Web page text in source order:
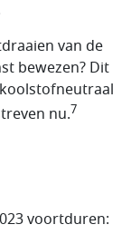
van de
bewezen? Dit
nu.7
voortduren: